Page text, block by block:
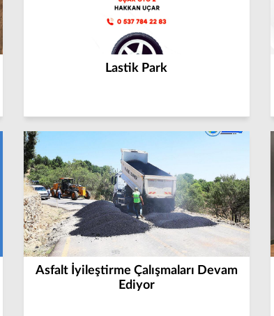
Lastik Park
Asfalt İyileştirme Çalışmaları Devam
Ediyor